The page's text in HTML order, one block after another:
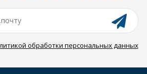
обработки персональных данных